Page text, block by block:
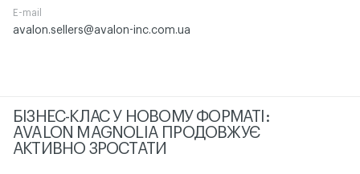
E-mail
avalon.sellers@avalon-inc.com.ua
БІЗНЕС-КЛАС У НОВОМУ ФОРМАТІ:
AVALON MAGNOLIA ПРОДОВЖУЄ
АКТИВНО ЗРОСТАТИ